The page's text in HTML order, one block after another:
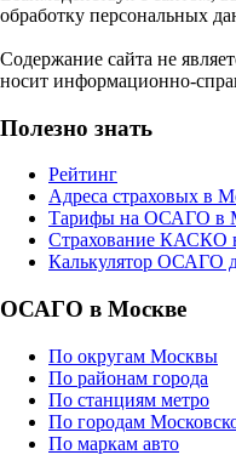
обработку персональных
Содержание сайта не
носит информационно-
Полезно знать
Рейтинг
Адреса страховых в
Тарифы на ОСАГО в
Страхование КАСКО
Калькулятор ОСАГО
ОСАГО в Москве
По округам Москвы
По районам города
По станциям метро
По городам
По маркам авто